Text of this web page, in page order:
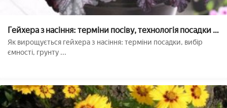
Гейхера з насіння: терміни посіву, технологія посадки і
догляд
Як вирощується гейхера з насіння: терміни посадки, вибір
ємності, грунту ...